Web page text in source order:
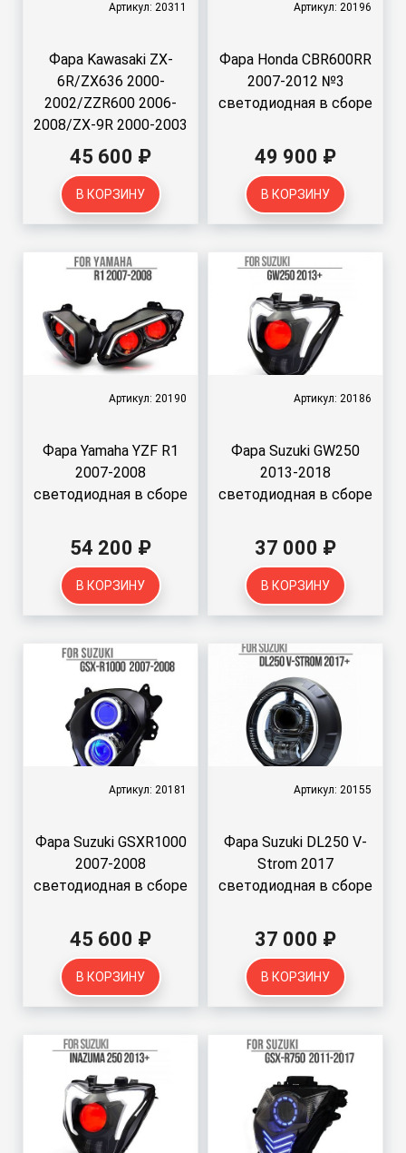
Артикул: 20311
Фара Kawasaki ZX-
6R/ZX636 2000-
2002/ZZR600 2006-
2008/ZX-9R 2000-2003
светодиодная в сборе
45 600 ₽
В КОРЗИНУ
Артикул: 20196
Фара Honda CBR600RR
2007-2012 №3
светодиодная в сборе
49 900 ₽
В КОРЗИНУ
Артикул: 20190
Фара Yamaha YZF R1
2007-2008
светодиодная в сборе
54 200 ₽
В КОРЗИНУ
Артикул: 20186
Фара Suzuki GW250
2013-2018
светодиодная в сборе
37 000 ₽
В КОРЗИНУ
Артикул: 20181
Фара Suzuki GSXR1000
2007-2008
светодиодная в сборе
45 600 ₽
В КОРЗИНУ
Артикул: 20155
Фара Suzuki DL250 V-
Strom 2017
светодиодная в сборе
37 000 ₽
В КОРЗИНУ